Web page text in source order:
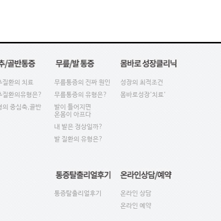
질환의 치료
질환의유형은?
의 중심축,골반
무릎통증의 진짜 원인
무릎통증의 유형은?
발이 틀어지면
온몸이 아프다
내 발은 정상일까?
발 질환의 유형은?
성장의 최적조건
몸바로성장'치료'
통증탈출리얼후기
온라인 상담
온라인 예약